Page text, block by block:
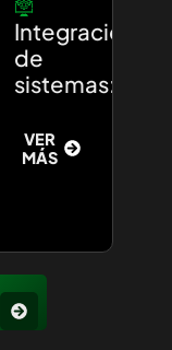
Integración
de
sistemas:
VER
MÁS